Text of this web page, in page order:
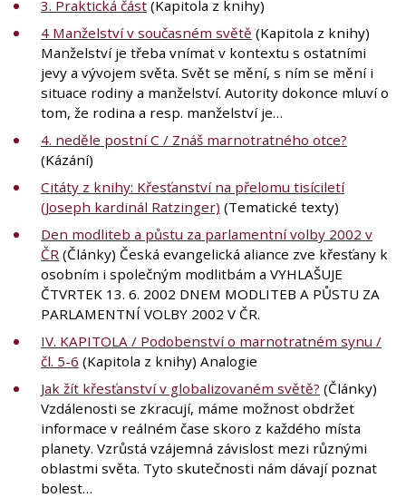
3. Praktická část (Kapitola z knihy)
4 Manželství v současném světě (Kapitola z knihy)
Manželství je třeba vnímat v kontextu s ostatními
jevy a vývojem světa. Svět se mění, s ním se mění i
situace rodiny a manželství. Autority dokonce mluví o
tom, že rodina a resp. manželství je…
4. neděle postní C / Znáš marnotratného otce?
(Kázání)
Citáty z knihy: Křesťanství na přelomu tisíciletí
(Joseph kardinál Ratzinger) (Tematické texty)
Den modliteb a půstu za parlamentní volby 2002 v
ČR (Články) Česká evangelická aliance zve křesťany k
osobním i společným modlitbám a VYHLAŠUJE
ČTVRTEK 13. 6. 2002 DNEM MODLITEB A PŮSTU ZA
PARLAMENTNÍ VOLBY 2002 V ČR.
IV. KAPITOLA / Podobenství o marnotratném synu /
čl. 5-6 (Kapitola z knihy) Analogie
Jak žít křesťanství v globalizovaném světě? (Články)
Vzdálenosti se zkracují, máme možnost obdržet
informace v reálném čase skoro z každého místa
planety. Vzrůstá vzájemná závislost mezi různými
oblastmi světa. Tyto skutečnosti nám dávají poznat
bolest…